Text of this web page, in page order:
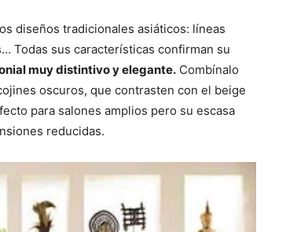
diseños tradicionales asiáticos: líneas
Todas sus características confirman su
muy distintivo y elegante. Combínalo
oscuros, que contrasten con el beige
para salones amplios pero su escasa
reducidas.